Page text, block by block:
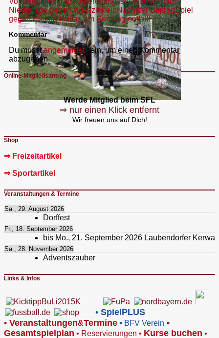
Beitragsnavigation
Niederlage gegen WeinzierleinNächster BeitragSpiel
gegen Elektra Hellas am Sonntag entfällt
Kommentar
Du musstangemeldetsein, um einen Kommentar
abzugeben.
Online-Mitgliedsantrag
Werde Mitglied beim SFL
⇒ nur einen Klick entfernt
Wir freuen uns auf Dich!
Shop
⇒ Freizeitartikel
⇒ Sportartikel
Veranstaltungen & Termine
Sa., 29. August 2026
Dorffest
Fr., 18. September 2026
bis Mo., 21. September 2026 Laubendorfer Kerwa
Sa., 28. November 2026
Adventszauber
Links & Infos
• SpielPLUS
• Veranstaltungen&Termine • BFV Verein •
Gesamtspielplan • Reservierungen • Kurse buchen •